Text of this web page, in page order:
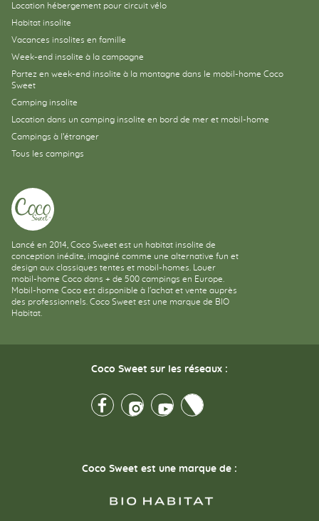
Location hébergement pour circuit vélo
Habitat insolite
Vacances insolites en famille
Week-end insolite à la campagne
Partez en week-end insolite à la montagne dans le mobil-home Coco
Sweet
Camping insolite
Location dans un camping insolite en bord de mer et mobil-home
Campings à l’étranger
Tous les campings
Lancé en 2014, Coco Sweet est un habitat insolite de
conception inédite, imaginé comme une alternative fun et
design aux classiques tentes et mobil-homes. Louer
mobil-home Coco dans + de 500 campings en Europe.
Mobil-home Coco est disponible à l'achat et vente auprès
des professionnels. Coco Sweet est une marque de BIO
Habitat.
Coco Sweet sur les réseaux :
FacebookInstagramYoutubeTwitter
Coco Sweet est une marque de :